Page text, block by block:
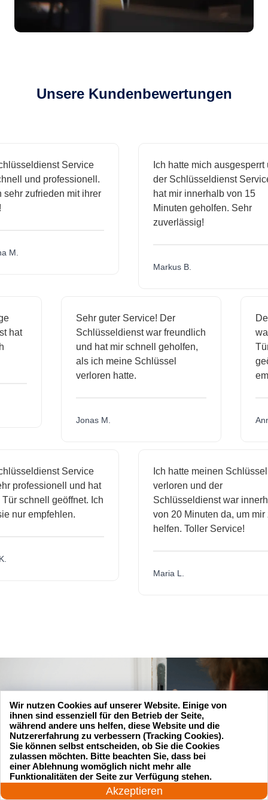
Unsere Kundenbewertungen
Service
und professionell.
zufrieden mit ihrer
Ich hatte mich ausgesperrt und
der Schlüsseldienst Service
hat mir innerhalb von 15
Minuten geholfen. Sehr
zuverlässig!
Markus B.
hat
Sehr guter Service! Der
Schlüsseldienst war freundlich
und hat mir schnell geholfen,
als ich meine Schlüssel
verloren hatte.
Jonas M.
Service
und hat
geöffnet. Ich
empfehlen.
Ich hatte meinen Schlüssel
verloren und der
Schlüsseldienst war innerhalb
von 20 Minuten da, um mir zu
helfen. Toller Service!
Maria L.
24 Stunden am Tag
Akzeptieren
Wir nutzen Cookies auf unserer Website. Einige von
ihnen sind essenziell für den Betrieb der Seite,
während andere uns helfen, diese Website und die
Nutzererfahrung zu verbessern (Tracking Cookies).
Sie können selbst entscheiden, ob Sie die Cookies
zulassen möchten. Bitte beachten Sie, dass bei
einer Ablehnung womöglich nicht mehr alle
Funktionalitäten der Seite zur Verfügung stehen.